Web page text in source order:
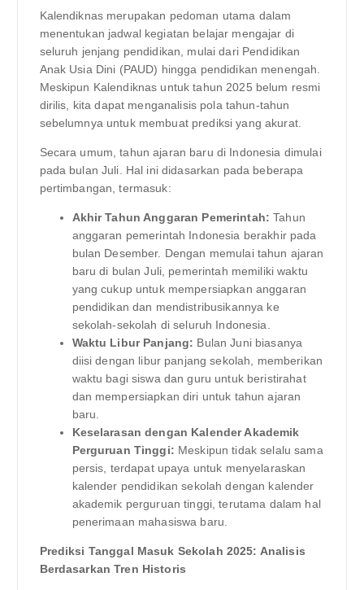
Kalendiknas merupakan pedoman utama dalam
menentukan jadwal kegiatan belajar mengajar di
seluruh jenjang pendidikan, mulai dari Pendidikan
Anak Usia Dini (PAUD) hingga pendidikan menengah.
Meskipun Kalendiknas untuk tahun 2025 belum resmi
dirilis, kita dapat menganalisis pola tahun-tahun
sebelumnya untuk membuat prediksi yang akurat.
Secara umum, tahun ajaran baru di Indonesia dimulai
pada bulan Juli. Hal ini didasarkan pada beberapa
pertimbangan, termasuk:
Akhir Tahun Anggaran Pemerintah: Tahun
anggaran pemerintah Indonesia berakhir pada
bulan Desember. Dengan memulai tahun ajaran
baru di bulan Juli, pemerintah memiliki waktu
yang cukup untuk mempersiapkan anggaran
pendidikan dan mendistribusikannya ke
sekolah-sekolah di seluruh Indonesia.
Waktu Libur Panjang: Bulan Juni biasanya
diisi dengan libur panjang sekolah, memberikan
waktu bagi siswa dan guru untuk beristirahat
dan mempersiapkan diri untuk tahun ajaran
baru.
Keselarasan dengan Kalender Akademik
Perguruan Tinggi: Meskipun tidak selalu sama
persis, terdapat upaya untuk menyelaraskan
kalender pendidikan sekolah dengan kalender
akademik perguruan tinggi, terutama dalam hal
penerimaan mahasiswa baru.
Prediksi Tanggal Masuk Sekolah 2025: Analisis
Berdasarkan Tren Historis